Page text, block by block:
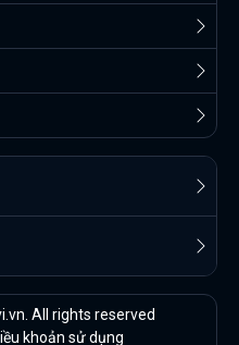
All rights reserved
khoản sử dụng